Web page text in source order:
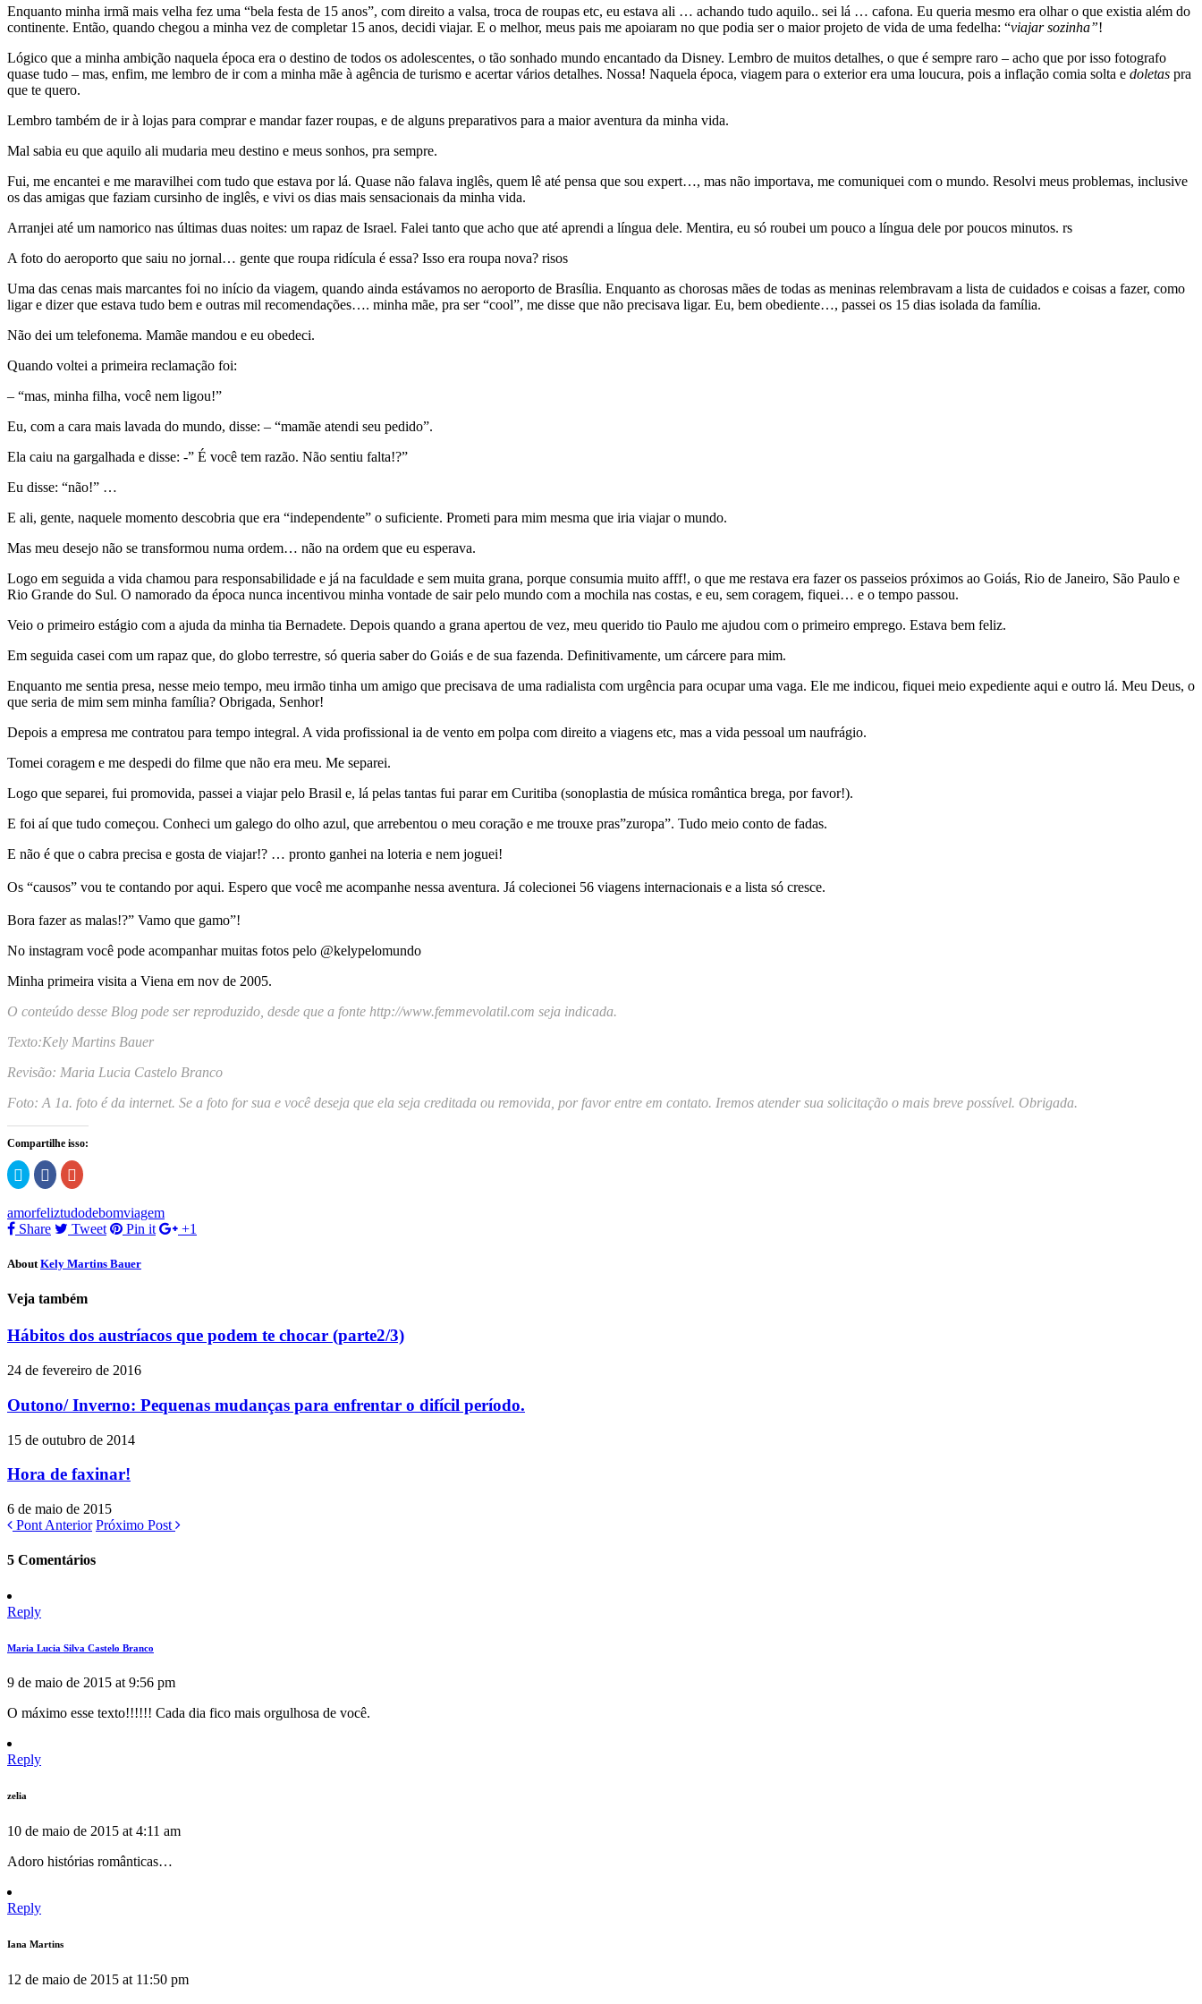
Enquanto minha irmã mais velha fez uma “bela festa de 15 anos”, com direito a valsa, troca de roupas etc, eu estava ali … achando tudo aquilo.. sei lá … cafona. Eu queria mesmo era olhar o que existia além do
continente. Então, quando chegou a minha vez de completar 15 anos, decidi viajar. E o melhor, meus pais me apoiaram no que podia ser o maior projeto de vida de uma fedelha: “viajar sozinha”!
Lógico que a minha ambição naquela época era o destino de todos os adolescentes, o tão sonhado mundo encantado da Disney. Lembro de muitos detalhes, o que é sempre raro – acho que por isso fotografo
quase tudo – mas, enfim, me lembro de ir com a minha mãe à agência de turismo e acertar vários detalhes. Nossa! Naquela época, viagem para o exterior era uma loucura, pois a inflação comia solta e doletas pra
que te quero.
Lembro também de ir à lojas para comprar e mandar fazer roupas, e de alguns preparativos para a maior aventura da minha vida.
Mal sabia eu que aquilo ali mudaria meu destino e meus sonhos, pra sempre.
Fui, me encantei e me maravilhei com tudo que estava por lá. Quase não falava inglês, quem lê até pensa que sou expert…, mas não importava, me comuniquei com o mundo. Resolvi meus problemas, inclusive
os das amigas que faziam cursinho de inglês, e vivi os dias mais sensacionais da minha vida.
Arranjei até um namorico nas últimas duas noites: um rapaz de Israel. Falei tanto que acho que até aprendi a língua dele. Mentira, eu só roubei um pouco a língua dele por poucos minutos. rs
A foto do aeroporto que saiu no jornal… gente que roupa ridícula é essa? Isso era roupa nova? risos
Uma das cenas mais marcantes foi no início da viagem, quando ainda estávamos no aeroporto de Brasília. Enquanto as chorosas mães de todas as meninas relembravam a lista de cuidados e coisas a fazer, como
ligar e dizer que estava tudo bem e outras mil recomendações…. minha mãe, pra ser “cool”, me disse que não precisava ligar. Eu, bem obediente…, passei os 15 dias isolada da família.
Não dei um telefonema. Mamãe mandou e eu obedeci.
Quando voltei a primeira reclamação foi:
– “mas, minha filha, você nem ligou!”
Eu, com a cara mais lavada do mundo, disse: – “mamãe atendi seu pedido”.
Ela caiu na gargalhada e disse: -” É você tem razão. Não sentiu falta!?”
Eu disse: “não!” …
E ali, gente, naquele momento descobria que era “independente” o suficiente. Prometi para mim mesma que iria viajar o mundo.
Mas meu desejo não se transformou numa ordem… não na ordem que eu esperava.
Logo em seguida a vida chamou para responsabilidade e já na faculdade e sem muita grana, porque consumia muito afff!, o que me restava era fazer os passeios próximos ao Goiás, Rio de Janeiro, São Paulo e
Rio Grande do Sul. O namorado da época nunca incentivou minha vontade de sair pelo mundo com a mochila nas costas, e eu, sem coragem, fiquei… e o tempo passou.
Veio o primeiro estágio com a ajuda da minha tia Bernadete. Depois quando a grana apertou de vez, meu querido tio Paulo me ajudou com o primeiro emprego. Estava bem feliz.
Em seguida casei com um rapaz que, do globo terrestre, só queria saber do Goiás e de sua fazenda. Definitivamente, um cárcere para mim.
Enquanto me sentia presa, nesse meio tempo, meu irmão tinha um amigo que precisava de uma radialista com urgência para ocupar uma vaga. Ele me indicou, fiquei meio expediente aqui e outro lá. Meu Deus, o
que seria de mim sem minha família? Obrigada, Senhor!
Depois a empresa me contratou para tempo integral. A vida profissional ia de vento em polpa com direito a viagens etc, mas a vida pessoal um naufrágio.
Tomei coragem e me despedi do filme que não era meu. Me separei.
Logo que separei, fui promovida, passei a viajar pelo Brasil e, lá pelas tantas fui parar em Curitiba (sonoplastia de música romântica brega, por favor!).
E foi aí que tudo começou. Conheci um galego do olho azul, que arrebentou o meu coração e me trouxe pras”zuropa”. Tudo meio conto de fadas.
E não é que o cabra precisa e gosta de viajar!? … pronto ganhei na loteria e nem joguei!
Os “causos” vou te contando por aqui. Espero que você me acompanhe nessa aventura. Já colecionei 56 viagens internacionais e a lista só cresce.
Bora fazer as malas!?” Vamo que gamo”!
No instagram você pode acompanhar muitas fotos pelo @kelypelomundo
Minha primeira visita a Viena em nov de 2005.
O conteúdo desse Blog pode ser reproduzido, desde que a fonte http://www.femmevolatil.com seja indicada.
Texto:Kely Martins Bauer
Revisão: Maria Lucia Castelo Branco
Foto: A 1a. foto é da internet. Se a foto for sua e você deseja que ela seja creditada ou removida, por favor entre em contato. Iremos atender sua solicitação o mais breve possível. Obrigada.
Compartilhe isso:
Clique
para
compartilhar
Twitter(abre
em
nova
Clique
para
compartilhar
Facebook(abre
em
nova
Compartilhe
no
em
nova
janela)
amorfeliztudodebomviagem
Share
Tweet Pin it +1
About Kely Martins Bauer
Veja também
Hábitos dos austríacos que podem te chocar (parte2/3)
24 de fevereiro de 2016
Outono/ Inverno: Pequenas mudanças para enfrentar o difícil período.
15 de outubro de 2014
Hora de faxinar!
6 de maio de 2015
Pont Anterior Próximo Post
5 Comentários
Reply
Maria Lucia Silva Castelo Branco
9 de maio de 2015 at 9:56 pm
O máximo esse texto!!!!!! Cada dia fico mais orgulhosa de você.
Reply
zelia
10 de maio de 2015 at 4:11 am
Adoro histórias românticas…
Reply
Iana Martins
12 de maio de 2015 at 11:50 pm